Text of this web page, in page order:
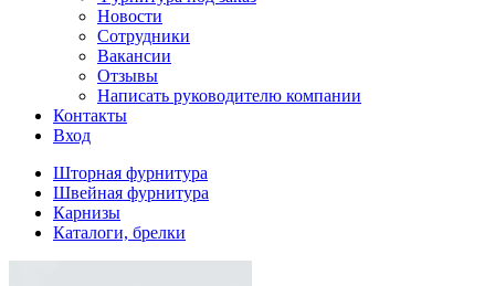
Новости
Сотрудники
Вакансии
Отзывы
Написать руководителю компании
Контакты
Вход
Шторная фурнитура
Швейная фурнитура
Карнизы
Каталоги, брелки